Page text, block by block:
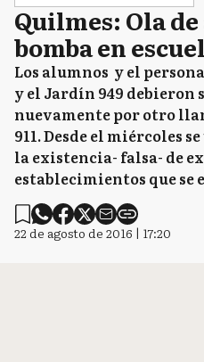
Quilmes: Ola
bomba en
Los alumnos y el
y el Jardín 949 debieron
nuevamente por otro
911. Desde el miércoles
la existencia- falsa- de
establecimientos que se
22 de agosto de 2016 | 17:20